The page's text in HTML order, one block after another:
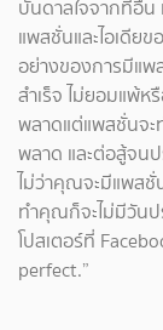
บันดาลใจจากที่อื่น
แพสชั่นและไอเดีย
อย่างของการมีแ
สำเร็จ ไม่ยอมแพ้
พลาดแต่แพสชั่นจ
พลาด และต่อสู้จน
ไม่ว่าคุณจะมีแพส
ทำคุณก็จะไม่มีวัน
โปสเตอร์ที่
perfect.”